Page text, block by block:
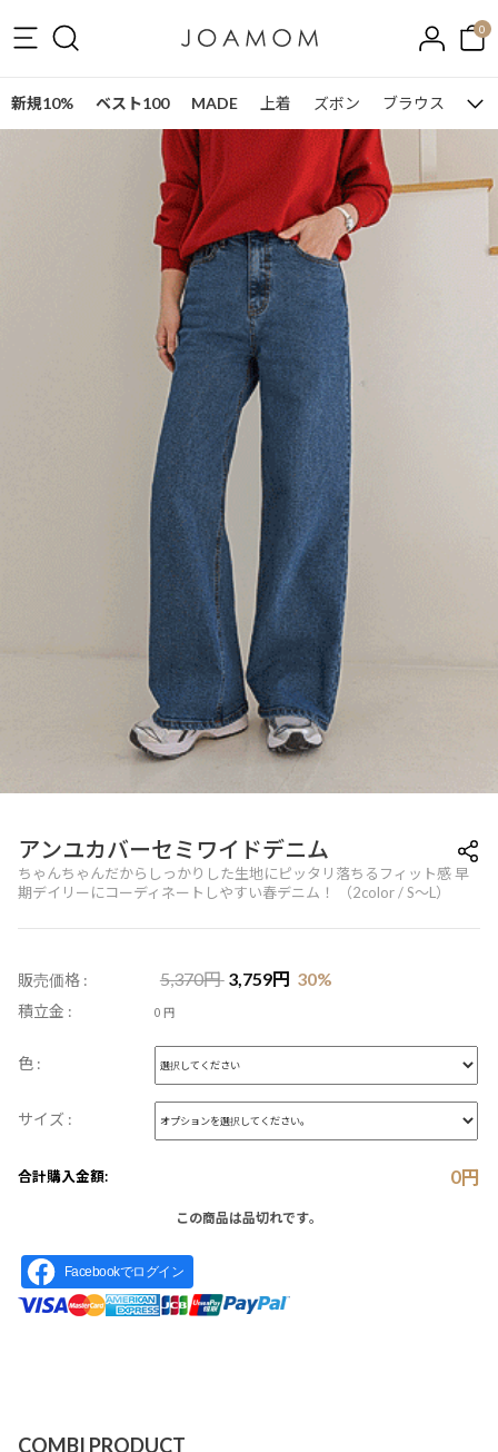
0
新規10% ベスト100 MADE 上着 ズボン ブラウス ワ
アンユカバーセミワイドデニム
ちゃんちゃんだからしっかりした生地にピッタリ落ちるフィット感 早
期デイリーにコーディネートしやすい春デニム！ （2color / S～L）
販売価格 : 5,370円 3,759円 30%
積立金 : 0 円
色 :
サイズ :
合計購入金額: 0円
この商品は品切れです。
Facebookでログイン
COMBI PRODUCT